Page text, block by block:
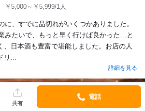
￥5,000～￥5,999/1人
に、すでに品切れがいくつかありました。
みたいで、もっと早く行けば良かった…と
、日本酒も豊富で堪能しました。お店の人
リ...
詳細を見る
共有
電話